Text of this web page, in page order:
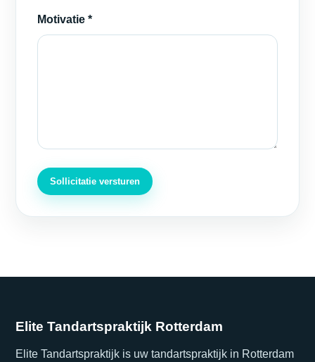
Motivatie *
Sollicitatie versturen
Elite Tandartspraktijk Rotterdam
Elite Tandartspraktijk is uw tandartspraktijk in Rotterdam